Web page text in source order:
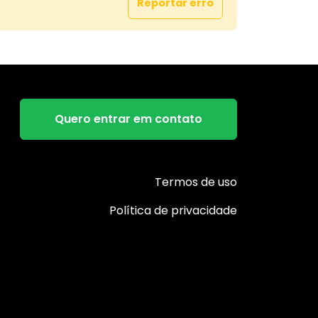
e diferenciado.
Reportar erro
Quero entrar em contato
Termos de uso
Política de privacidade